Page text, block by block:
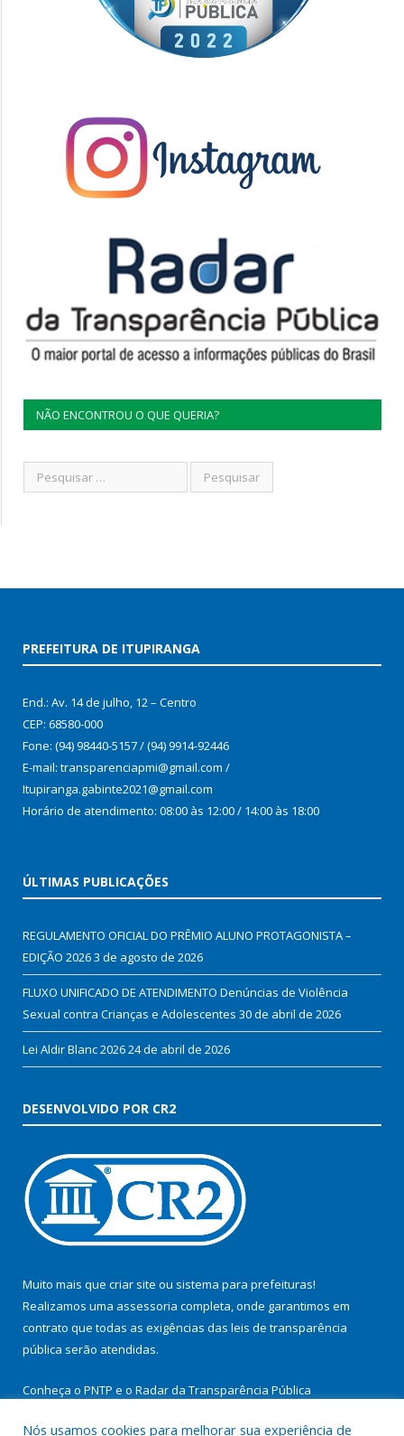
NÃO ENCONTROU O QUE QUERIA?
PREFEITURA DE ITUPIRANGA
End.: Av. 14 de julho, 12 – Centro
CEP: 68580-000
Fone: (94) 98440-5157 / (94) 9914-92446
E-mail: transparenciapmi@gmail.com /
Itupiranga.gabinte2021@gmail.com
Horário de atendimento: 08:00 às 12:00 / 14:00 às 18:00
ÚLTIMAS PUBLICAÇÕES
REGULAMENTO OFICIAL DO PRÊMIO ALUNO PROTAGONISTA –
EDIÇÃO 20263 de agosto de 2026
FLUXO UNIFICADO DE ATENDIMENTO Denúncias de Violência
Sexual contra Crianças e Adolescentes 30 de abril de 2026
Lei Aldir Blanc 202624 de abril de 2026
DESENVOLVIDO POR CR2
Muito mais que criar site ou sistema para prefeituras!
Realizamos uma assessoria completa, onde garantimos em
contrato que todas as exigências das leis de transparência
pública serão atendidas.
Conheça o PNTP e o Radar da Transparência Pública
Nós usamos cookies para melhorar sua experiência de